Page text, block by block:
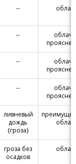
--
--
--
--
ливневый
дождь
{гроза}
гроза без
осадков